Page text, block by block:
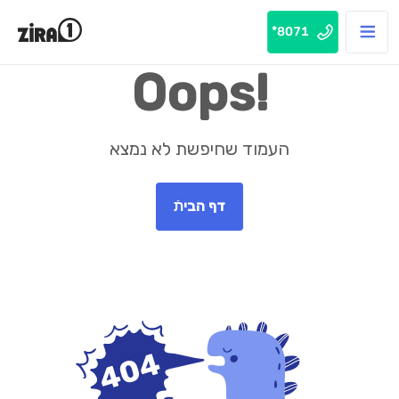
8071*
Oops!
העמוד שחיפשת לא נמצא
דף הביתֿ